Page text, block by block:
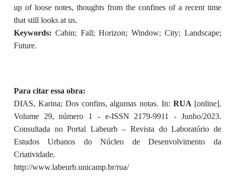
up of loose notes, thoughts from the confines of a recent time
that still looks at us.
Keywords:Cabin; Fall; Horizon; Window; City; Landscape;
Future.
Para citar essa obra:
DIAS, Karina; Dos confins, algumas notas. In:RUA [online].
Volume 29, número 1 - e-ISSN 2179-9911 - Junho/2023.
Consultada no Portal Labeurb – Revista do Laboratório de
Estudos Urbanos do Núcleo de Desenvolvimento da
Criatividade.
http://www.labeurb.unicamp.br/rua/